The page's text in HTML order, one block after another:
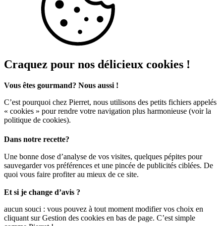
Craquez pour nos délicieux cookies !
Vous êtes gourmand? Nous aussi !
C’est pourquoi chez Pierret, nous utilisons des petits fichiers appelés
« cookies » pour rendre votre navigation plus harmonieuse (voir la
politique de cookies).
Dans notre recette?
Une bonne dose d’analyse de vos visites, quelques pépites pour
sauvegarder vos préférences et une pincée de publicités ciblées. De
quoi vous faire profiter au mieux de ce site.
Et si je change d’avis ?
aucun souci : vous pouvez à tout moment modifier vos choix en
cliquant sur Gestion des cookies en bas de page. C’est simple